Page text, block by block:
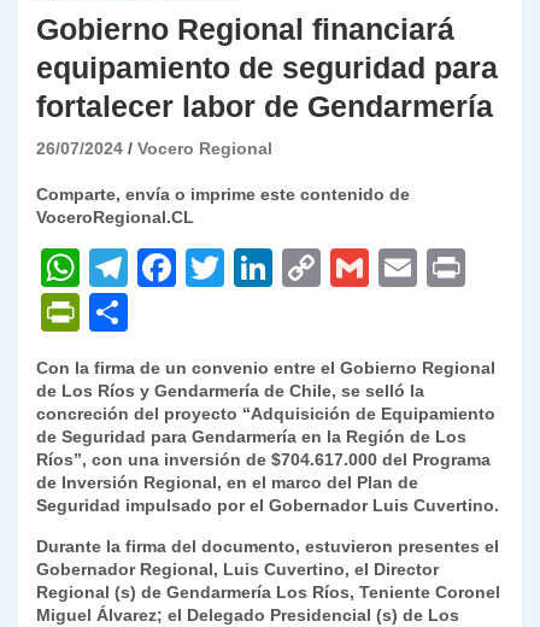
Gobierno Regional financiará
equipamiento de seguridad para
fortalecer labor de Gendarmería
26/07/2024 Vocero Regional
Comparte, envía o imprime este contenido de
VoceroRegional.CL
W
h
at
s
A
p
p
T
gr
a
m
F
e
b
o
o
k
T
er
Li
e
dI
n
C
y
Li
n
k
G
l
E
l
P
ri
nt
Fr
ie
n
dl
y
o
m
p
ar
tir
Con la firma de un convenio entre el Gobierno Regional
de Los Ríos y Gendarmería de Chile, se selló la
concreción del proyecto “Adquisición de Equipamiento
de Seguridad para Gendarmería en la Región de Los
Ríos”, con una inversión de $704.617.000 del Programa
de Inversión Regional, en el marco del Plan de
Seguridad impulsado por el Gobernador Luis Cuvertino.
Durante la firma del documento, estuvieron presentes el
Gobernador Regional, Luis Cuvertino, el Director
Regional (s) de Gendarmería Los Ríos, Teniente Coronel
Miguel Álvarez; el Delegado Presidencial (s) de Los